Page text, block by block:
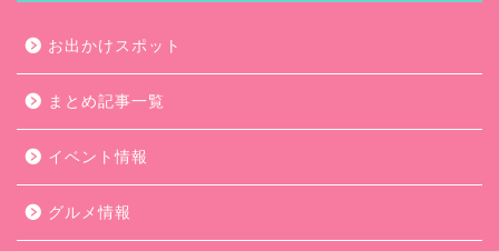
お出かけスポット
まとめ記事一覧
イベント情報
グルメ情報